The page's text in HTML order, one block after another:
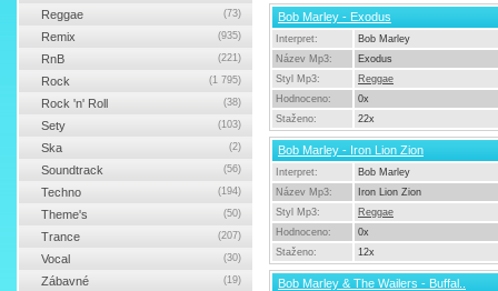
Bob Marley - Exodus
Interpret:
Bob Marley
Název Mp3:
Exodus
Styl Mp3:
Reggae
Hodnoceno:
0x
Staženo:
22x
Bob Marley - Iron Lion Zion
Interpret:
Bob Marley
Název Mp3:
Iron Lion Zion
Styl Mp3:
Reggae
Hodnoceno:
0x
Staženo:
12x
Bob Marley & The Wailers - Buffal..
Reggae (73)
Remix (935)
RnB (221)
Rock (1 795)
Rock 'n' Roll (38)
Sety (103)
Ska (2)
Soundtrack (56)
Techno (194)
Theme's (50)
Trance (207)
Vocal (30)
Zábavné (19)